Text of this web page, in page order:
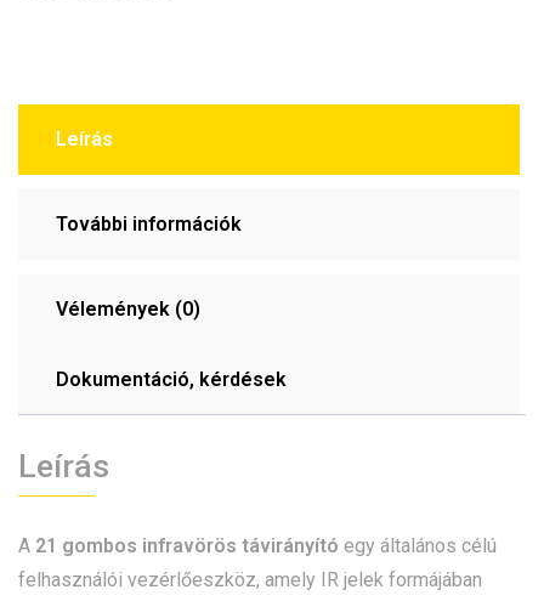
Leírás
További információk
Vélemények (0)
Dokumentáció, kérdések
Leírás
A 21 gombos infravörös távirányító egy általános célú
felhasználói vezérlőeszköz, amely IR jelek formájában